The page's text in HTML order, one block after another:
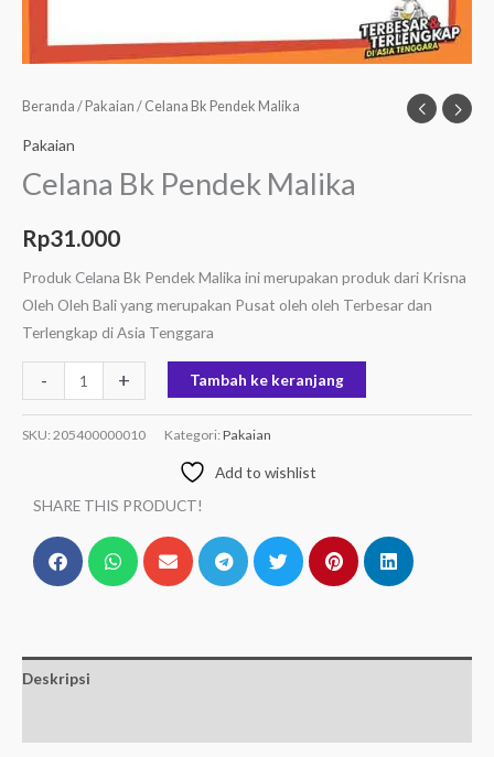
Beranda / Pakaian / Celana Bk Pendek Malika
Pakaian
Celana Bk Pendek Malika
Rp31.000
Produk Celana Bk Pendek Malika ini merupakan produk dari Krisna
Oleh Oleh Bali yang merupakan Pusat oleh oleh Terbesar dan
Terlengkap di Asia Tenggara
- + Tambah ke keranjang
SKU: 205400000010 Kategori: Pakaian
Add to wishlist
SHARE THIS PRODUCT!
Deskripsi